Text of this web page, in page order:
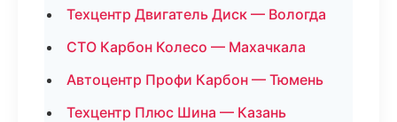
Техцентр Двигатель Диск — Вологда
СТО Карбон Колесо — Махачкала
Автоцентр Профи Карбон — Тюмень
Техцентр Плюс Шина — Казань